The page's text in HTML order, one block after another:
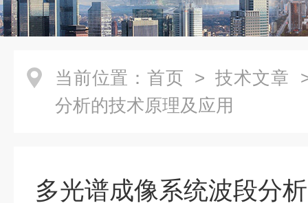
当前位置： 首页 > 技术文章
分析的技术原理及应用
多光谱成像系统波段分